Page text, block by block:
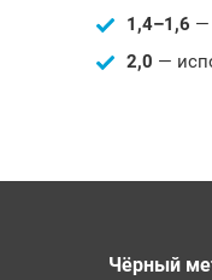
1,4–1,6 —
2,0 —
Чёрный